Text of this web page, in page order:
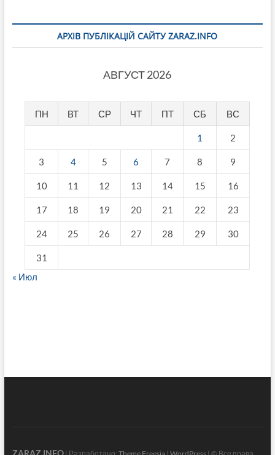
АРХІВ ПУБЛІКАЦІЙ САЙТУ ZARAZ.INFO
АВГУСТ 2026
ПН ВТ СР ЧТ ПТ СБ ВС
1 2
3 4 5 6 7 8 9
10 11 12 13 14 15 16
17 18 19 20 21 22 23
24 25 26 27 28 29 30
31
« Июл
ZARAZ.INFO